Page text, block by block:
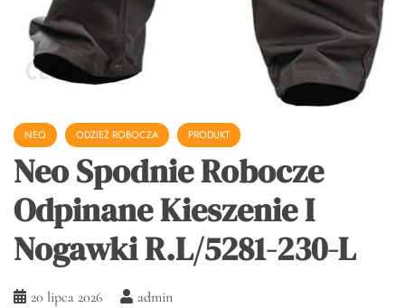
NEO ODZIEŻ ROBOCZA PRODUKT
Neo Spodnie Robocze
Odpinane Kieszenie I
Nogawki R.L/5281-230-L
20 lipca 2026 admin